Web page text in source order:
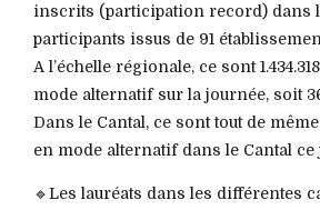
inscrits (participation record) dans
participants issus de 91
A l’échelle régionale, ce sont
mode alternatif sur la journée, soit
Dans le Cantal, ce sont tout de
en mode alternatif dans le Cantal ce
🔹Les lauréats dans les différentes